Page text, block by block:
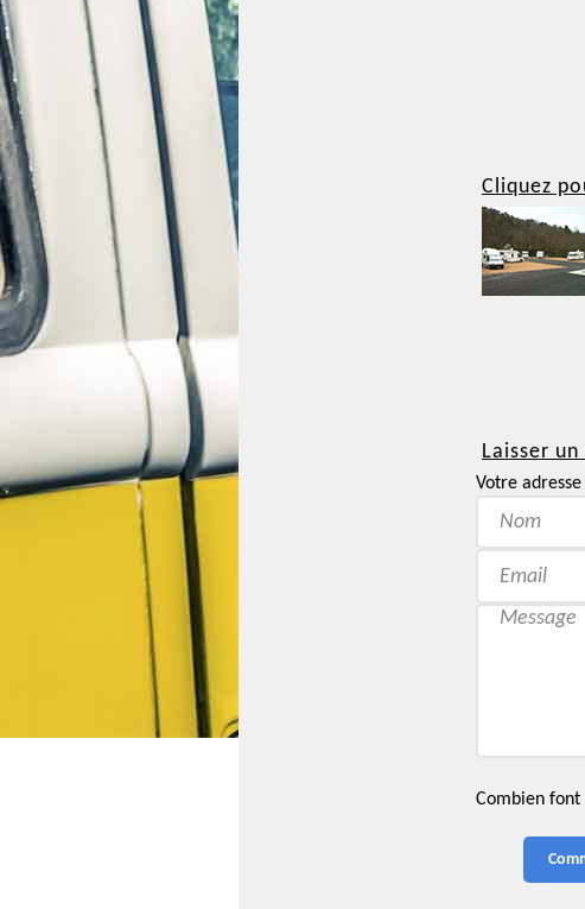
Cliquez
Laisser un
Votre
Combien